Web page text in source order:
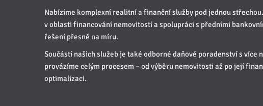
Nabízíme komplexní realitní a finanční služby pod jednou
v oblasti financování nemovitostí a spolupráci s předními
řešení přesně na míru.
Součástí našich služeb je také odborné daňové poradenství s více
provázíme celým procesem – od výběru nemovitosti až po její
optimalizaci.